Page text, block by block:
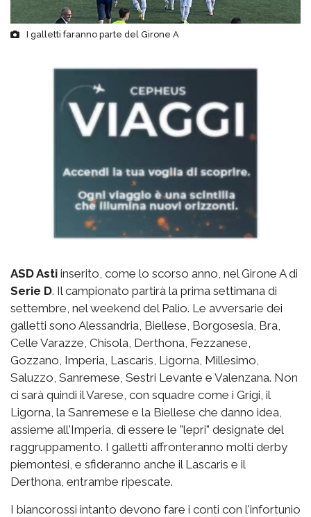
I galletti faranno parte del Girone A
ASD Asti inserito, come lo scorso anno, nel Girone A di
Serie D. Il campionato partirà la prima settimana di
settembre, nel weekend del Palio. Le avversarie dei
galletti sono Alessandria, Biellese, Borgosesia, Bra,
Celle Varazze, Chisola, Derthona, Fezzanese,
Gozzano, Imperia, Lascaris, Ligorna, Millesimo,
Saluzzo, Sanremese, Sestri Levante e Valenzana. Non
ci sarà quindi il Varese, con squadre come i Grigi, il
Ligorna, la Sanremese e la Biellese che danno idea,
assieme all'Imperia, di essere le "lepri" designate del
raggruppamento. I galletti affronteranno molti derby
piemontesi, e sfideranno anche il Lascaris e il
Derthona, entrambe ripescate.
I biancorossi intanto devono fare i conti con l'infortunio